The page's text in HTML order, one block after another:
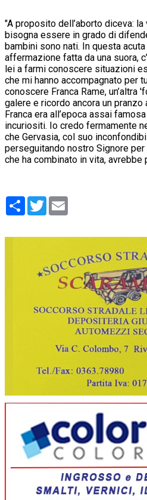
"A proposito dell’aborto diceva:
bisogna essere in grado di
bambini sono nati. In questa
affermazione fatta da una suora,
lei a farmi conoscere situazioni
che mi hanno accompagnato per
conoscere Franca Rame, un’altra
galere e ricordo ancora un pranzo
Franca era all’epoca assai
incuriositi. Io credo fermamente
che Gervasia, col suo
perseguitando nostro Signore
che ha combinato in vita, avrebbe
Condividi
Twitter